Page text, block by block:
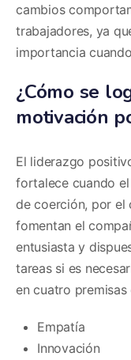
cambios
trabajadores, ya
importancia
¿Cómo se
motivación
El liderazgo
fortalece cuando
de coerción, por el
fomentan el
entusiasta y
tareas si es
en cuatro premisas
Empatía
Innovación